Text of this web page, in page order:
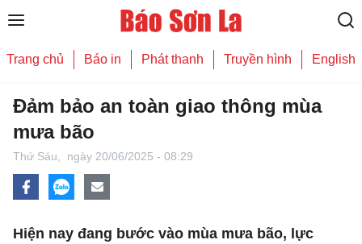
Trang chủ Báo in Phát thanh Truyền hình English
Đảm bảo an toàn giao thông mùa
mưa bão
Thứ Sáu, ngày 20/06/2025 - 08:29
Hiện nay đang bước vào mùa mưa bão, lực